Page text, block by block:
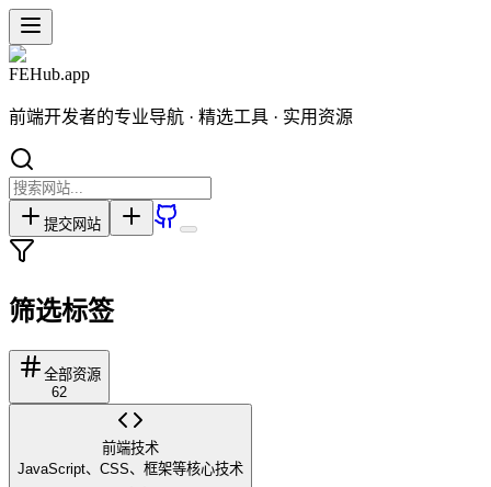
FEHub.app
前端开发者的专业导航 · 精选工具 · 实用资源
提交网站
筛选标签
全部资源
62
前端技术
JavaScript、CSS、框架等核心技术